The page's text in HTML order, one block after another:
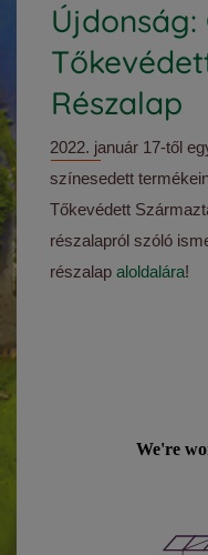
Újdonság:
Részalap
2022. január 17-től
színesedett
Tőkevédett
részalapról szóló
részalapaloldalára!